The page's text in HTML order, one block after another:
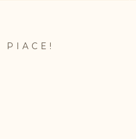
PIACE!